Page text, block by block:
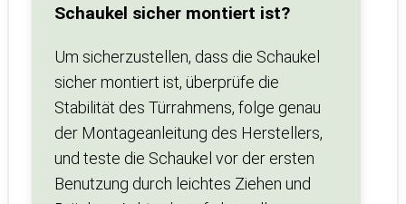
Schaukel sicher montiert ist?
Um sicherzustellen, dass die Schaukel
sicher montiert ist, überprüfe die
Stabilität des Türrahmens, folge genau
der Montageanleitung des Herstellers,
und teste die Schaukel vor der ersten
Benutzung durch leichtes Ziehen und